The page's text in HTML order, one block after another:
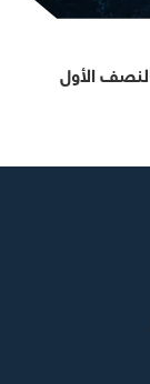
بالنصف الأول